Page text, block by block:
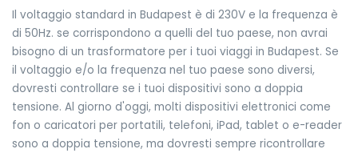
Il voltaggio standard in Budapest è di 230V e la frequenza è
di 50Hz. se corrispondono a quelli del tuo paese, non avrai
bisogno di un trasformatore per i tuoi viaggi in Budapest. Se
il voltaggio e/o la frequenza nel tuo paese sono diversi,
dovresti controllare se i tuoi dispositivi sono a doppia
tensione. Al giorno d'oggi, molti dispositivi elettronici come
fon o caricatori per portatili, telefoni, iPad, tablet o e-reader
sono a doppia tensione, ma dovresti sempre ricontrollare